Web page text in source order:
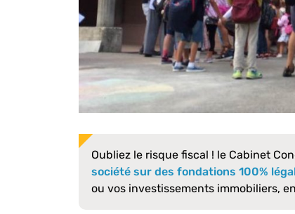
Oubliez le risque fiscal ! le Cabinet
société sur des fondations 100%
ou vos investissements immobiliers,